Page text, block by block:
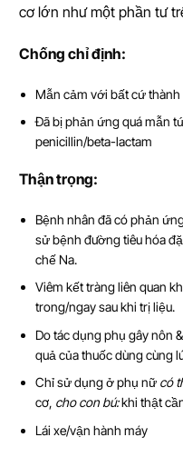
cơ lớn như một phần tư
Chống chỉđịnh:
Mẫn cảm với bất cứ
Đã bị phản ứng quá mẫn
penicillin/beta-lactam
Thận trọng:
Bệnh nhân đã có phản
sử bệnh đường tiêu hóa
chế Na.
Viêm kết tràng liên quan
trong/ngay sau khi trị liệu.
Do tác dụng phụ gây nôn
quả của thuốc dùng cùng
Chỉ sử dụng ở phụ nữ có
cơ, cho con bú:khi thật
Lái xe/vận hành máy